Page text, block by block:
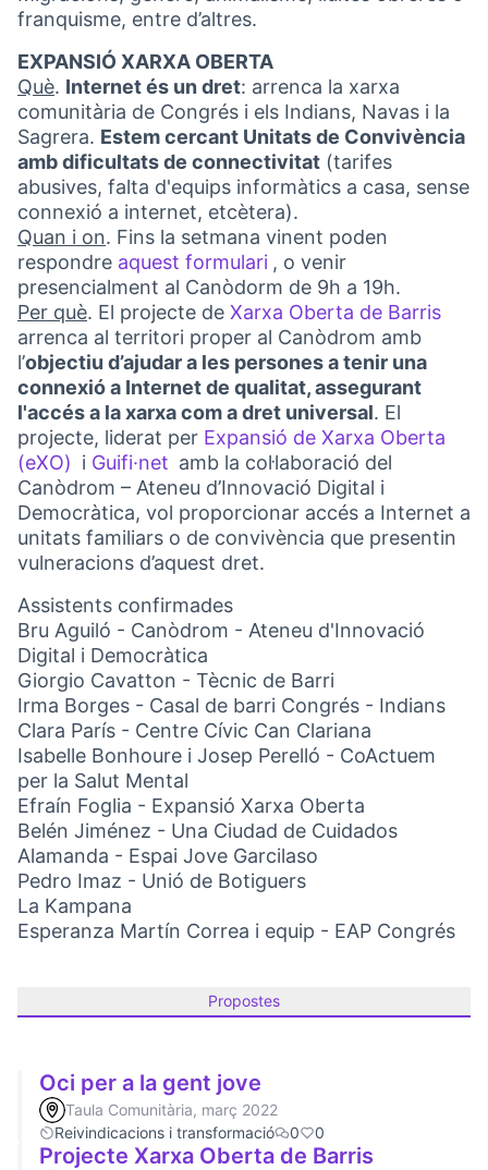
franquisme, entre d’altres.
EXPANSIÓ XARXA OBERTA
Què. Internet és un dret: arrenca la xarxa
comunitària de Congrés i els Indians, Navas i la
Sagrera. Estem cercant Unitats de Convivència
amb dificultats de connectivitat (tarifes
abusives, falta d'equips informàtics a casa, sense
connexió a internet, etcètera).
Quan i on. Fins la setmana vinent poden
respondre aquest formulari
(Obrir en una pestanya
, o venir
presencialment al Canòdorm de 9h a 19h.
Per què. El projecte de Xarxa Oberta de Barris
arrenca al territori proper al Canòdrom amb
l’objectiu d’ajudar a les persones a tenir una
connexió a Internet de qualitat, assegurant
l'accés a la xarxa com a dret universal. El
projecte, liderat per Expansió de Xarxa Oberta
(eXO)
(Link externo)
i Guifi·net
(Link externo)
amb la col·laboració del
Canòdrom – Ateneu d’Innovació Digital i
Democràtica, vol proporcionar accés a Internet a
unitats familiars o de convivència que presentin
vulneracions d’aquest dret.
Assistents confirmades
Bru Aguiló - Canòdrom - Ateneu d'Innovació
Digital i Democràtica
Giorgio Cavatton - Tècnic de Barri
Irma Borges - Casal de barri Congrés - Indians
Clara París - Centre Cívic Can Clariana
Isabelle Bonhoure i Josep Perelló - CoActuem
per la Salut Mental
Efraín Foglia - Expansió Xarxa Oberta
Belén Jiménez - Una Ciudad de Cuidados
Alamanda - Espai Jove Garcilaso
Pedro Imaz - Unió de Botiguers
La Kampana
Esperanza Martín Correa i equip - EAP Congrés
Propostes
Oci per a la gent jove
Taula Comunitària, març 2022
Reivindicacions i transformació
0 0
Projecte Xarxa Oberta de Barris